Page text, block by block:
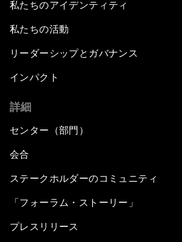
私たちのアイデンティティ
私たちの活動
リーダーシップとガバナンス
インパクト
詳細
センター（部門）
会合
ステークホルダーのコミュニティ
「フォーラム・ストーリー」
プレスリリース